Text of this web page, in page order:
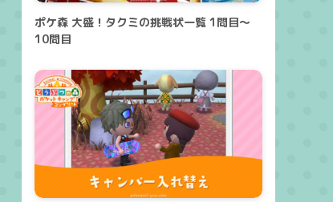
ポケ森 大盛！タクミの挑戦状一覧 1問目～
10問目